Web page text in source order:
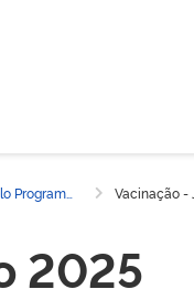
Vacinação -
2025